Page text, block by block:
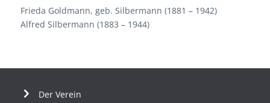
Frieda Goldmann, geb. Silbermann (1881 – 1942)
Alfred Silbermann (1883 – 1944)
Der Verein